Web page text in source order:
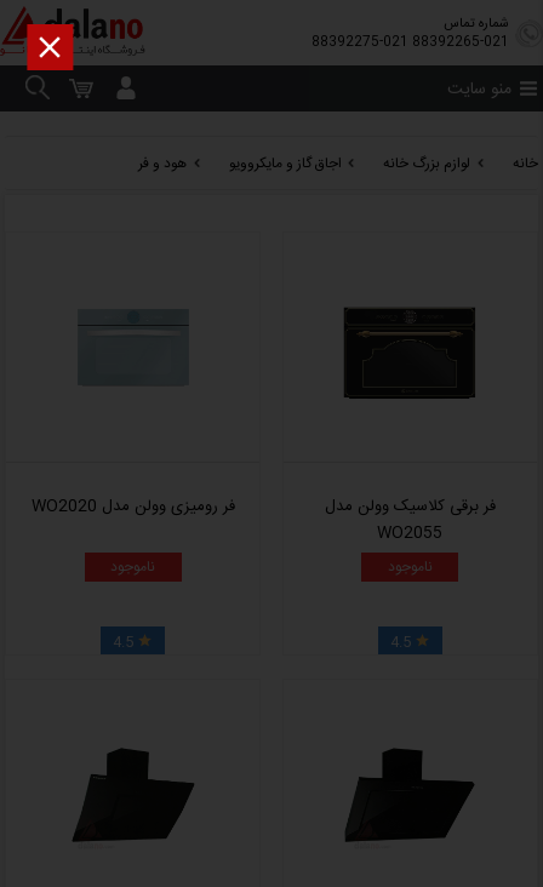
شماره تماس
88392265-021
88392275-021
منو سایت
خانه لوازم بزرگ خانه اجاق گاز و مایکروویو هود و فر
فر برقی کلاسیک وولن مدل
WO2055
ناموجود

4.5
فر رومیزی وولن مدل WO2020
ناموجود

